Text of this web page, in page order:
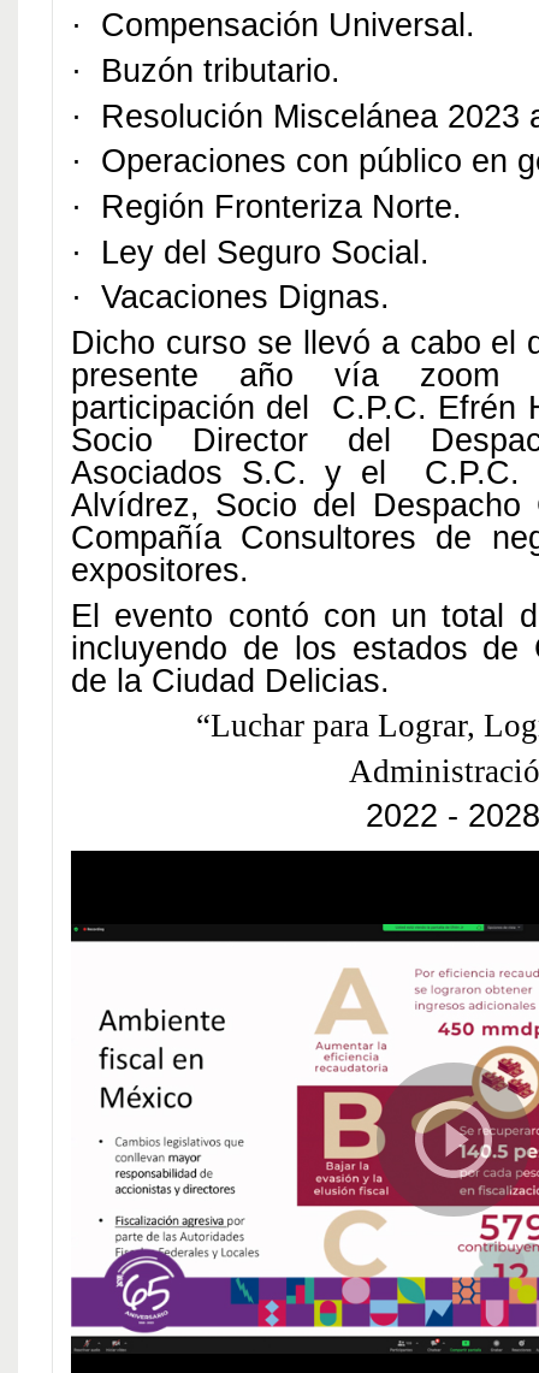
· Compensación Universal.
· Buzón tributario.
· Resolución Miscelánea 2023
· Operaciones con público en
· Región Fronteriza Norte.
· Ley del Seguro Social.
· Vacaciones Dignas.
Dicho curso se llevó a cabo el
presente año vía zoom
participación del C.P.C. Efrén
Socio Director del
Asociados S.C. y el C.P.C.
Alvídrez, Socio del
Compañía Consultores de
expositores.
El evento contó con un total
incluyendo de los estados de
de la Ciudad Delicias.
“Luchar para Lograr,
2022 - 2028